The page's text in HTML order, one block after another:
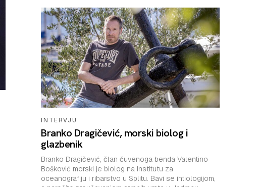
INTERVJU
Branko Dragičević, morski biolog i
glazbenik
Branko Dragičević, član čuvenoga benda Valentino
Bošković morski je biolog na Institutu za
oceanografiju i ribarstvo u Splitu. Bavi se ihtiologijom,